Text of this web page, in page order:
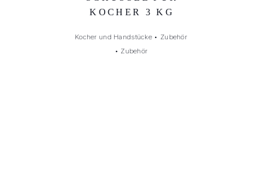
KOCHER 3 KG
Kocher und Handstücke • Zubehör
• Zubehör